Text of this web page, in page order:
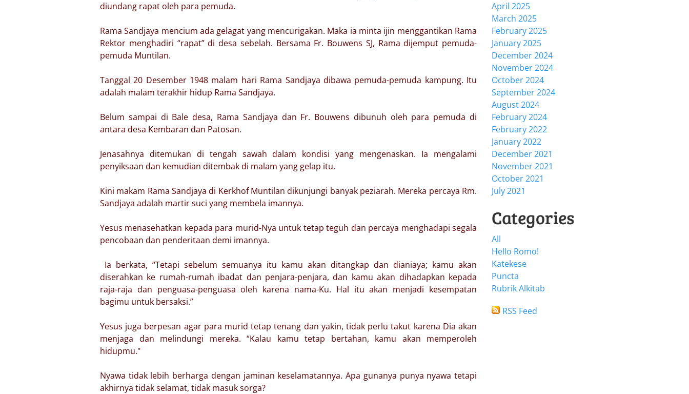
diundang rapat oleh para pemuda.
Rama Sandjaya mencium ada gelagat yang mencurigakan. Maka ia minta ijin menggantikan Rama
Rektor menghadiri “rapat” di desa sebelah. Bersama Fr. Bouwens SJ, Rama dijemput pemuda-
pemuda Muntilan.
Tanggal 20 Desember 1948 malam hari Rama Sandjaya dibawa pemuda-pemuda kampung. Itu
adalah malam terakhir hidup Rama Sandjaya.
Belum sampai di Bale desa, Rama Sandjaya dan Fr. Bouwens dibunuh oleh para pemuda di
antara desa Kembaran dan Patosan.
Jenasahnya ditemukan di tengah sawah dalam kondisi yang mengenaskan. Ia mengalami
penyiksaan dan kemudian ditembak di malam yang gelap itu.
Kini makam Rama Sandjaya di Kerkhof Muntilan dikunjungi banyak peziarah. Mereka percaya Rm.
Sandjaya adalah martir suci yang membela imannya.
Yesus menasehatkan kepada para murid-Nya untuk tetap teguh dan percaya menghadapi segala
pencobaan dan penderitaan demi imannya.
Ia berkata, “Tetapi sebelum semuanya itu kamu akan ditangkap dan dianiaya; kamu akan
diserahkan ke rumah-rumah ibadat dan penjara-penjara, dan kamu akan dihadapkan kepada
raja-raja dan penguasa-penguasa oleh karena nama-Ku. Hal itu akan menjadi kesempatan
bagimu untuk bersaksi.”
Yesus juga berpesan agar para murid tetap tenang dan yakin, tidak perlu takut karena Dia akan
menjaga dan melindungi mereka. “Kalau kamu tetap bertahan, kamu akan memperoleh
hidupmu."
Nyawa tidak lebih berharga dengan jaminan keselamatannya. Apa gunanya punya nyawa tetapi
akhirnya tidak selamat, tidak masuk sorga?
April 2025
March 2025
February 2025
January 2025
December 2024
November 2024
October 2024
September 2024
August 2024
February 2024
February 2022
January 2022
December 2021
November 2021
October 2021
July 2021
Categories
All
Hello Romo!
Katekese
Puncta
Rubrik Alkitab
RSS Feed